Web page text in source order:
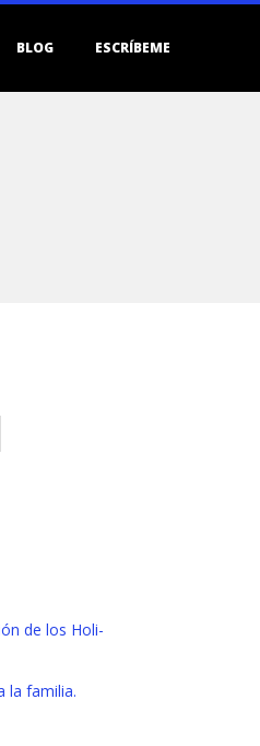
BLOG ESCRÍBEME
de los Holi-
la familia.